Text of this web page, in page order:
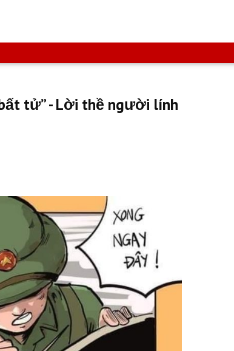
bất tử” - Lời thề người lính